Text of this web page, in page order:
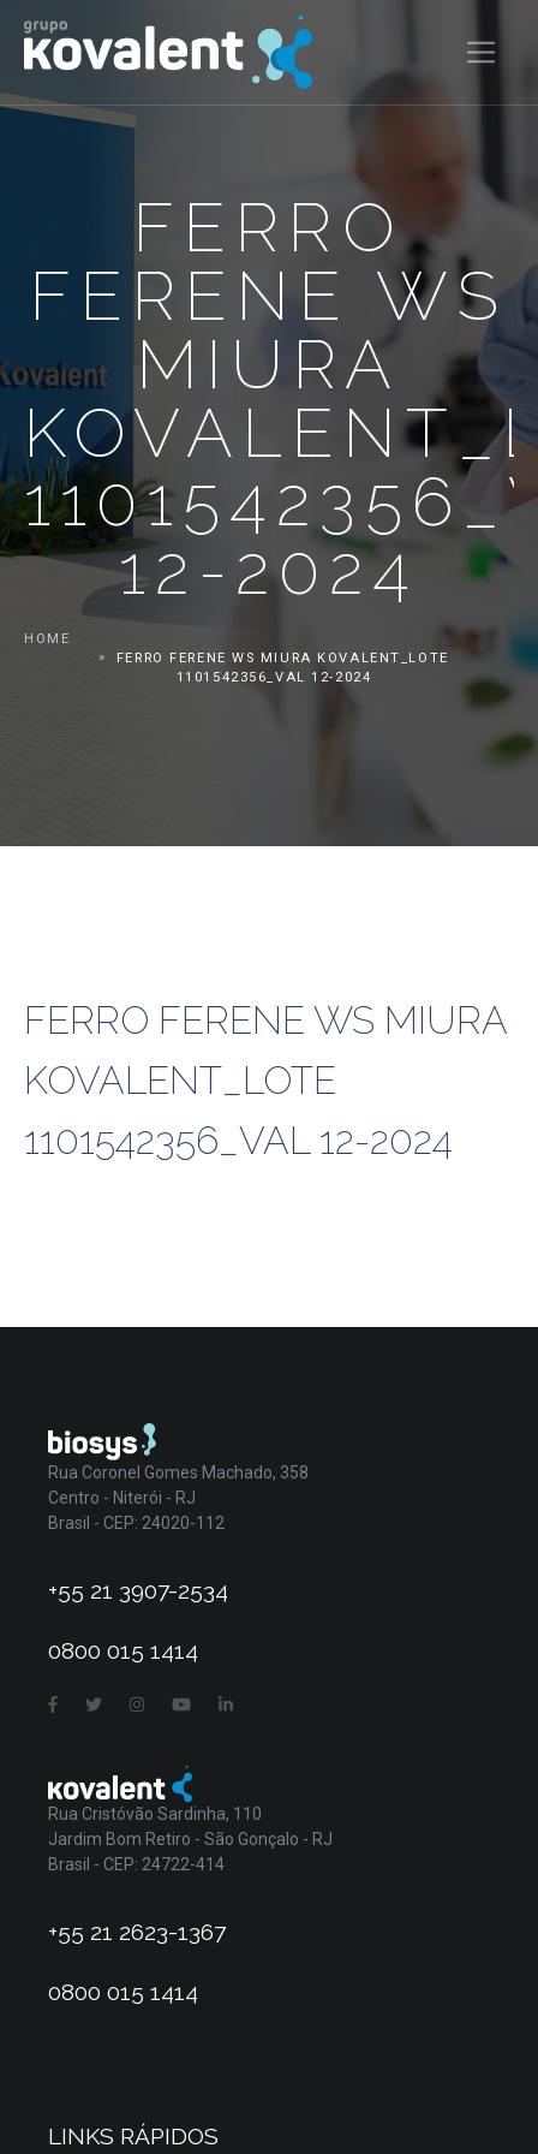
FERRO
FERENE WS
MIURA
12-2024
HOME
FERRO FERENE WS MIURA KOVALENT_LOTE
1101542356_VAL 12-2024
FERRO FERENE WS MIURA
KOVALENT_LOTE
1101542356_VAL 12-2024
Rua Coronel Gomes Machado, 358
Centro - Niterói - RJ
Brasil - CEP: 24020-112
+55 21 3907-2534
0800 015 1414
Rua Cristóvão Sardinha, 110
Jardim Bom Retiro - São Gonçalo - RJ
Brasil - CEP: 24722-414
+55 21 2623-1367
0800 015 1414
LINKS RÁPIDOS